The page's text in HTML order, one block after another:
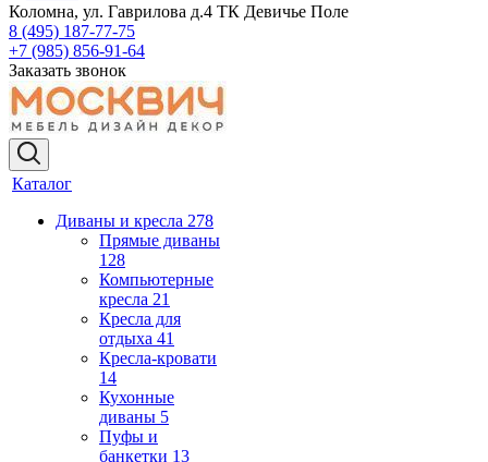
Коломна, ул. Гаврилова д.4 ТК Девичье Поле
8 (495) 187-77-75
+7 (985) 856-91-64
Заказать звонок
Каталог
Диваны и кресла 278
Прямые диваны
128
Компьютерные
кресла 21
Кресла для
отдыха 41
Кресла-кровати
14
Кухонные
диваны 5
Пуфы и
банкетки 13